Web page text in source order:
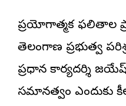
ప్రయోగాత్మక ఫలితాల
తెలంగాణ ప్రభుత్వ
ప్రధాన కార్యదర్శి
సమానత్వం ఎందుకు